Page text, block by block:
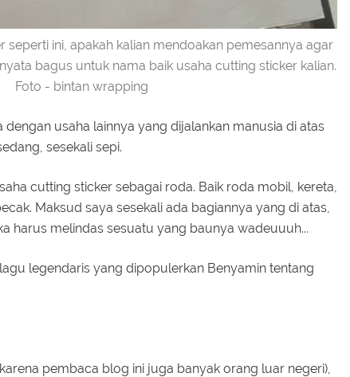
seperti ini, apakah kalian mendoakan pemesannya agar
bagus untuk nama baik usaha cutting sticker kalian.
Foto - bintan wrapping
dengan usaha lainnya yang dijalankan manusia di atas
sesekali sepi.
cutting sticker sebagai roda. Baik roda mobil, kereta,
Maksud saya sesekali ada bagiannya yang di atas,
harus melindas sesuatu yang baunya wadeuuuh...
legendaris yang dipopulerkan Benyamin tentang
pembaca blog ini juga banyak orang luar negeri),